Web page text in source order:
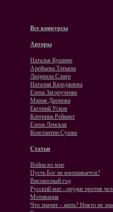
Все конкурсы
Авторы
Наталья Кушнир
Арефьева Татьяна
Людмила Слиер
Наталия Кюрджиева
Елена Загорученко
Мария Дронова
Евгений Усков
Катерина Рейнарт
Елена Ленская
Константин Сушко
Статьи
Война во мне
Пусть Бог не вмешивается?
Високосный год
Русский мат - орудие против
Мотивация
Что значит – жить? Никто не